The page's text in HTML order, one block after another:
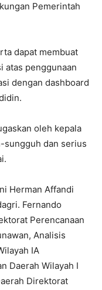
Pemerintah
dapat membuat
atas penggunaan
dengan dashboard
oleh kepala
sungguh dan serius
Herman Affandi
Fernando
Perencanaan
Analisis
IA
Daerah Wilayah I
Direktorat